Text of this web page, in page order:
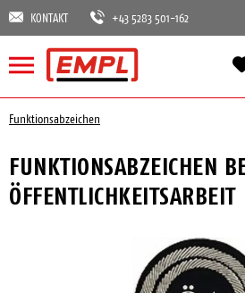
KONTAKT +43 5283 501-162
Funktionsabzeichen
FUNKTIONSABZEICHEN
ÖFFENTLICHKEITSARBEIT